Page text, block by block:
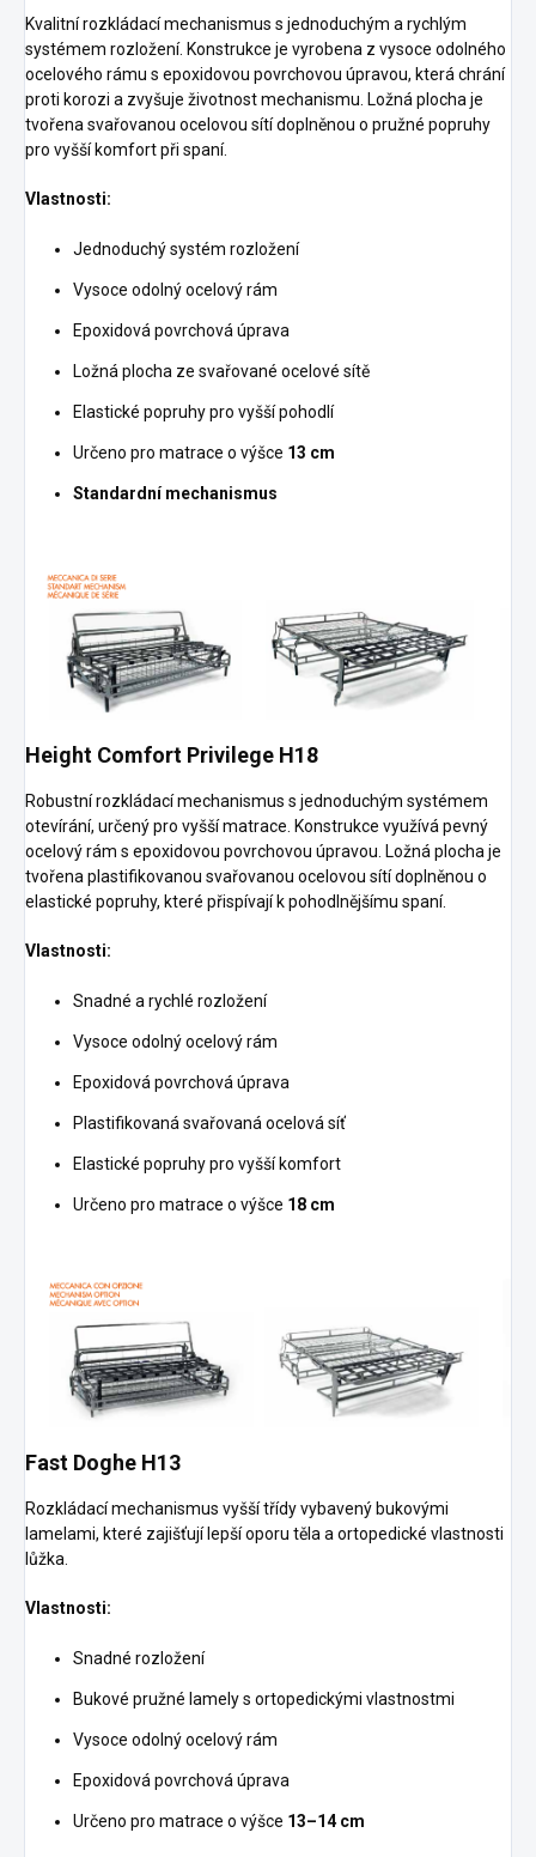
Kvalitní rozkládací mechanismus s jednoduchým a rychlým
systémem rozložení. Konstrukce je vyrobena z vysoce odolného
ocelového rámu s epoxidovou povrchovou úpravou, která chrání
proti korozi a zvyšuje životnost mechanismu. Ložná plocha je
tvořena svařovanou ocelovou sítí doplněnou o pružné popruhy
pro vyšší komfort při spaní.
Vlastnosti:
Jednoduchý systém rozložení
Vysoce odolný ocelový rám
Epoxidová povrchová úprava
Ložná plocha ze svařované ocelové sítě
Elastické popruhy pro vyšší pohodlí
Určeno pro matrace o výšce 13 cm
Standardní mechanismus
Height Comfort Privilege H18
Robustní rozkládací mechanismus s jednoduchým systémem
otevírání, určený pro vyšší matrace. Konstrukce využívá pevný
ocelový rám s epoxidovou povrchovou úpravou. Ložná plocha je
tvořena plastifikovanou svařovanou ocelovou sítí doplněnou o
elastické popruhy, které přispívají k pohodlnějšímu spaní.
Vlastnosti:
Snadné a rychlé rozložení
Vysoce odolný ocelový rám
Epoxidová povrchová úprava
Plastifikovaná svařovaná ocelová síť
Elastické popruhy pro vyšší komfort
Určeno pro matrace o výšce 18 cm
Fast Doghe H13
Rozkládací mechanismus vyšší třídy vybavený bukovými
lamelami, které zajišťují lepší oporu těla a ortopedické vlastnosti
lůžka.
Vlastnosti:
Snadné rozložení
Bukové pružné lamely s ortopedickými vlastnostmi
Vysoce odolný ocelový rám
Epoxidová povrchová úprava
Určeno pro matrace o výšce 13–14 cm